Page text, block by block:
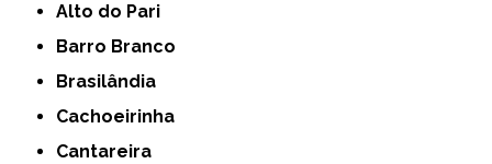
Alto do Pari
Barro Branco
Brasilândia
Cachoeirinha
Cantareira